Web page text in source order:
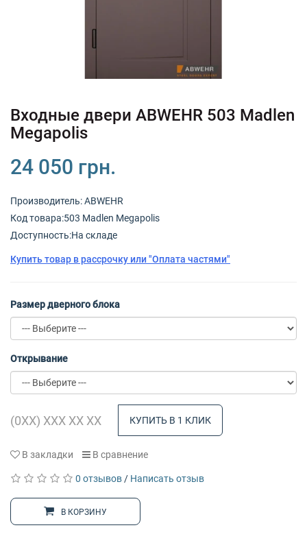
Входные двери ABWEHR 503 Madlen
Megapolis
24 050 грн.
Производитель:ABWEHR
Код товарa:503 Madlen Megapolis
Доступность:На складе
Купить товар в рассрочку или "Оплата частями"
Размер дверного блока
Открывание
КУПИТЬ В 1 КЛИК
В закладки В сравнение
0 отзывов / Написать отзыв
В КОРЗИНУ